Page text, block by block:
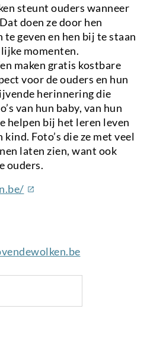
steunt ouders wanneer
doen ze door hen
geven en hen bij te staan
momenten.
maken gratis kostbare
voor de ouders en hun
herinnering die
van hun baby, van hun
helpen bij het leren leven
Foto’s die ze met veel
laten zien, want ook
ouders.
(externe